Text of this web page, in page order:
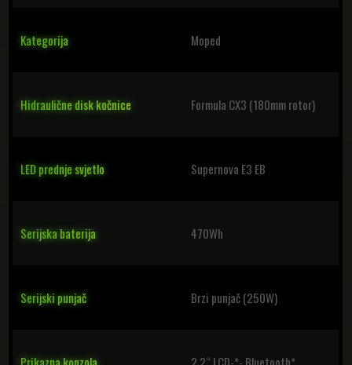
Kategorija Moped
Hidraulične disk kočnice Formula CX3 (180mm rotor)
LED prednje svjetlo Supernova E3 EB
Serijska baterija 470Wh
Serijski punjač Brzi punjač (250W)
Prikazna konzola